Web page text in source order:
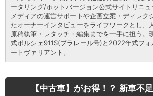
ータリング/ホットバージョン公式サイトリニ
メディアの運営サポートや企画立案・ディレク
たオーナーインタビューをライフワークとし、
原稿執筆・レタッチ・編集までを一手に担う。
式ポルシェ911S(プラレール号)と2022年式フ
ートヴァリアント。
【中古車】がお得！？ 新車不